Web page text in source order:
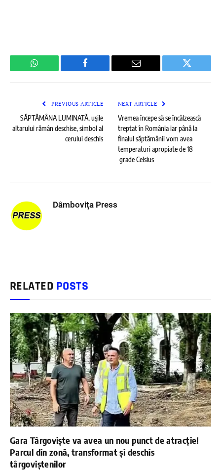
WhatsApp Facebook Email Twitter
PREVIOUS ARTICLE
SĂPTĂMÂNA LUMINATĂ, ușile
altarului rămân deschise, simbol al
cerului deschis
NEXT ARTICLE
Vremea începe să se încălzească
treptat în România iar până la
finalul săptămânii vom avea
temperaturi apropiate de 18
grade Celsius
Dâmboviţa Press
RELATED POSTS
Gara Târgoviște va avea un nou punct de atracție!
Parcul din zonă, transformat și deschis
târgoviștenilor